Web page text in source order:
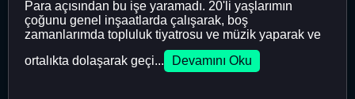
Para açısından bu işe yaramadı. 20'li yaşlarımın
çoğunu genel inşaatlarda çalışarak, boş
zamanlarımda topluluk tiyatrosu ve müzik yaparak ve
ortalıkta dolaşarak geçi...
Devamını Oku